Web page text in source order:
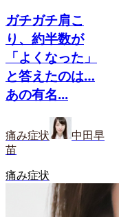
ガチガチ肩こ
り、約半数が
「よくなった」
と答えたのは…
あの有名...
痛み症状
中田早
苗
痛み症状